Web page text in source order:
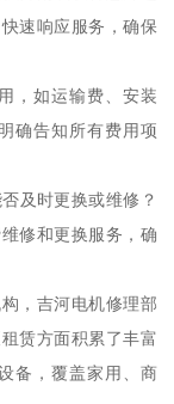
速响应服务，确保
，如运输费、安装
确告知所有费用项
及时更换或维修？
修和更换服务，确
，吉河电机修理部
赁方面积累了丰富
备，覆盖家用、商